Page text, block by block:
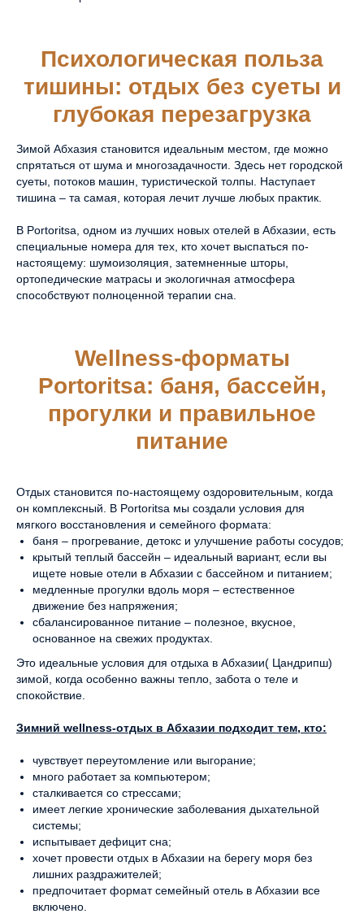
Психологическая польза
тишины: отдых без суеты и
глубокая перезагрузка
Зимой Абхазия становится идеальным местом, где можно
спрятаться от шума и многозадачности. Здесь нет городской
суеты, потоков машин, туристической толпы. Наступает
тишина – та самая, которая лечит лучше любых практик.
В Portoritsa, одном из лучших новых отелей в Абхазии, есть
специальные номера для тех, кто хочет выспаться по-
настоящему: шумоизоляция, затемненные шторы,
ортопедические матрасы и экологичная атмосфера
способствуют полноценной терапии сна.
Wellness-форматы
Portoritsa: баня, бассейн,
прогулки и правильное
питание
Отдых становится по-настоящему оздоровительным, когда
он комплексный. В Portoritsa мы создали условия для
мягкого восстановления и семейного формата:
баня – прогревание, детокс и улучшение работы сосудов;
крытый теплый бассейн – идеальный вариант, если вы
ищете новые отели в Абхазии с бассейном и питанием;
медленные прогулки вдоль моря – естественное
движение без напряжения;
сбалансированное питание – полезное, вкусное,
основанное на свежих продуктах.
Это идеальные условия для отдыха в Абхазии( Цандрипш)
зимой, когда особенно важны тепло, забота о теле и
спокойствие.
Зимний wellness-отдых в Абхазии подходит тем, кто:
чувствует переутомление или выгорание;
много работает за компьютером;
сталкивается со стрессами;
имеет легкие хронические заболевания дыхательной
системы;
испытывает дефицит сна;
хочет провести отдых в Абхазии на берегу моря без
лишних раздражителей;
предпочитает формат семейный отель в Абхазии все
включено.
ПОЛИТИКА ОБРАБОТКИ
ПЕРСОНАЛЬНЫХ ДАННЫХ
СОГЛАСИЕ НА ОБРАБОТКУ
ПЕРСОНАЛЬНЫХ ДАННЫХ
ДОГОВОР ОФЕРТЫ
адрес
Абхазия, Гагрский р-н,
г. Гагры, пос.Цандрипш,
ул. Октябрьская, 516
телефон
8-800-600-49-57
почта
info@portoritsa.ru